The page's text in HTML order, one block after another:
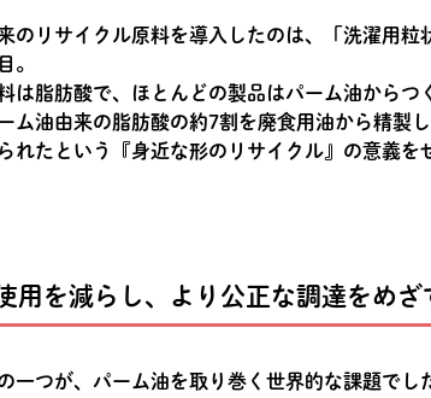
のリサイクル原料を導入したのは、「洗濯用
。
は脂肪酸で、ほとんどの製品はパーム油から
ム油由来の脂肪酸の約7割を廃食用油から精製
れたという『身近な形のリサイクル』の意義
用を減らし、より公正な調達をめざ
一つが、パーム油を取り巻く世界的な課題で